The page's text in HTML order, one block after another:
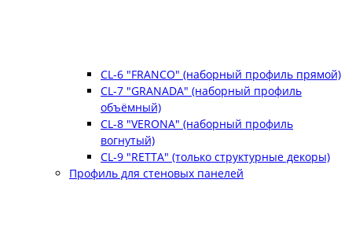
CL-6 "FRANCO" (наборный профиль прямой)
CL-7 "GRANADA" (наборный профиль
объёмный)
CL-8 "VERONA" (наборный профиль
вогнутый)
CL-9 "RETTA" (только структурные декоры)
Профиль для стеновых панелей